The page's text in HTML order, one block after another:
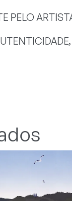
PELO